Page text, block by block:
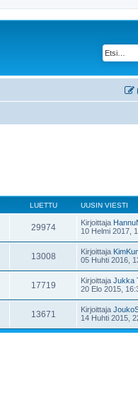
LUETTU UUSIN VIESTI
29974 Kirjoittaja
10 Helmi 2017,
13008 Kirjoittaja
05 Huhti 2016,
17719 Kirjoittaja Jukka
20 Elo 2015,
13671 Kirjoittaja
14 Huhti 2015,